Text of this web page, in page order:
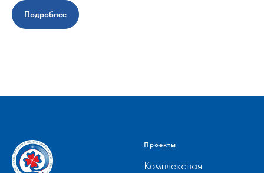
Подробнее
Проекты
Комплексная